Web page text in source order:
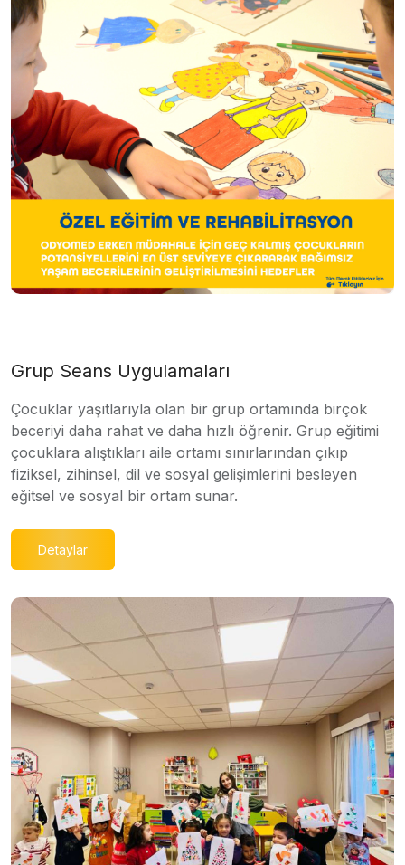
Grup Seans Uygulamaları
Çocuklar yaşıtlarıyla olan bir grup ortamında birçok
beceriyi daha rahat ve daha hızlı öğrenir. Grup eğitimi
çocuklara alıştıkları aile ortamı sınırlarından çıkıp
fiziksel, zihinsel, dil ve sosyal gelişimlerini besleyen
eğitsel ve sosyal bir ortam sunar.
Detaylar